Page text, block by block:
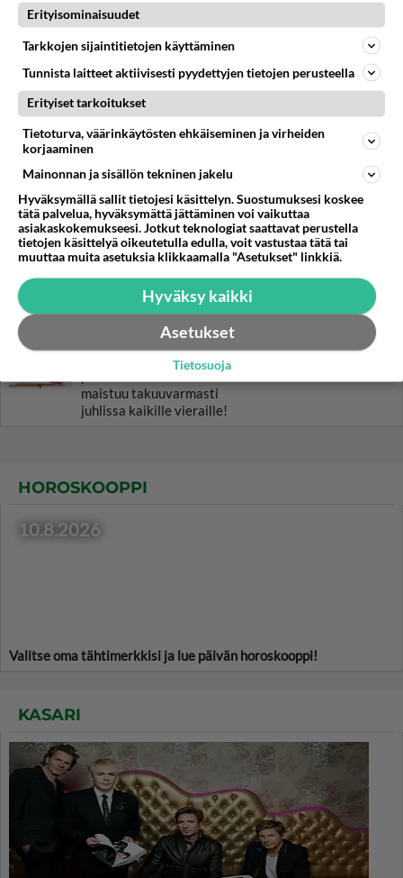
RESEPTIT
on helppo valmistaa.
Vohvelit eivät viihdy yksin,
joten pistä päälle haluamiasi
Perinteinen lohikeitto
tehdään kermaan.
maut lautaselle.
Gluteeniton kääretorttu on
yhtä hyvää kuin
peruskääretorttu. Tämä
maistuu takuuvarmasti
juhlissa kaikille vieraille!
HOROSKOOPPI
10.8.2026
Valitse oma tähtimerkkisi ja lue päivän horoskooppi!
KASARI
Erityisominaisuudet
Tarkkojen sijaintitietojen käyttäminen
Tunnista laitteet aktiivisesti pyydettyjen tietojen perusteella
Erityiset tarkoitukset
Tietoturva, väärinkäytösten ehkäiseminen ja virheiden
korjaaminen
Mainonnan ja sisällön tekninen jakelu
Hyväksymällä sallit tietojesi käsittelyn. Suostumuksesi koskee
tätä palvelua, hyväksymättä jättäminen voi vaikuttaa
asiakaskokemukseesi. Jotkut teknologiat saattavat perustella
tietojen käsittelyä oikeutetulla edulla, voit vastustaa tätä tai
muuttaa muita asetuksia klikkaamalla "Asetukset" linkkiä.
Hyväksy kaikki
Asetukset
Tietosuoja